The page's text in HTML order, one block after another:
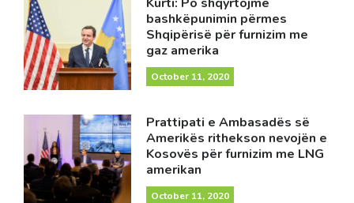
bashkëpunimin përmes
Shqipërisë për furnizim me
gaz amerika
October 11, 2020
Prattipati e Ambasadës së
Amerikës rithekson nevojën e
Kosovës për furnizim me LNG
amerikan
October 11, 2020